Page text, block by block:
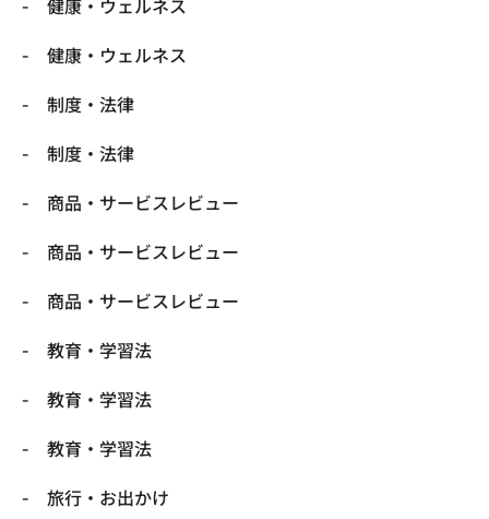
健康・ウェルネス
健康・ウェルネス
制度・法律
制度・法律
商品・サービスレビュー
商品・サービスレビュー
商品・サービスレビュー
教育・学習法
教育・学習法
教育・学習法
旅行・お出かけ